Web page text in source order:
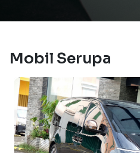
Mobil Serupa